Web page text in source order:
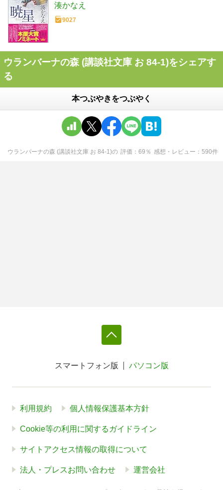
湊かなえ
9027
ウランバーナの森 (講談社文庫 お 84-1)をシェアす
る
本つぶやきをつぶやく
ウランバーナの森 (講談社文庫 お 84-1)の 評価 69 ％ 感想・レビュー 590件
スマートフォン版 パソコン版
利用規約 個人情報保護基本方針
Cookie等の利用に関するガイドライン
サイトアクセス情報の取得について
法人・プレスお問い合わせ 運営会社